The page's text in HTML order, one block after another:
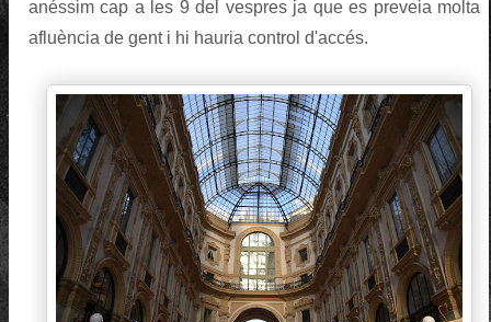
anéssim cap a les 9 del vespres ja que es preveia molta
afluència de gent i hi hauria control d'accés.